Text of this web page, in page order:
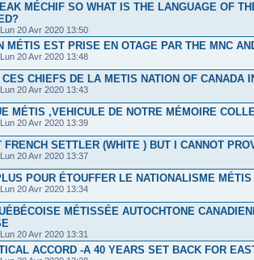
MÉCHIF SO WHAT IS THE LANGUAGE OF
20 Avr 2020 13:50
MÉTIS EST PRISE EN OTAGE PAR THE MNC
20 Avr 2020 13:48
CHIEFS DE LA METIS NATION OF CANADA
20 Avr 2020 13:43
MÉTIS ,VEHICULE DE NOTRE MÉMOIRE
20 Avr 2020 13:39
FRENCH SETTLER (WHITE ) BUT I CANNOT
20 Avr 2020 13:37
POUR ÉTOUFFER LE NATIONALISME
20 Avr 2020 13:34
MÉTISSÉE AUTOCHTONE
20 Avr 2020 13:31
ACCORD -A 40 YEARS SET BACK FOR